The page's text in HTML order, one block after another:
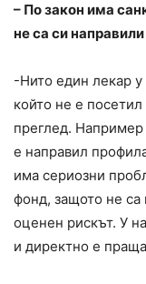
– По закон има
не са си
-Нито един лекар у
който не е
преглед.
е направил
има сериозни
фонд, защото не са
оценен рискът. У
и директно е